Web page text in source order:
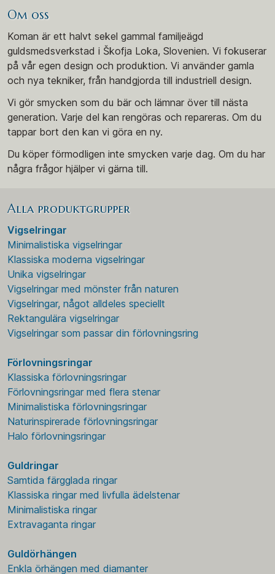
Om oss
Koman är ett halvt sekel gammal familjeägd
guldsmedsverkstad i Škofja Loka, Slovenien. Vi fokuserar
på vår egen design och produktion. Vi använder gamla
och nya tekniker, från handgjorda till industriell design.
Vi gör smycken som du bär och lämnar över till nästa
generation. Varje del kan rengöras och repareras. Om du
tappar bort den kan vi göra en ny.
Du köper förmodligen inte smycken varje dag. Om du har
några frågor hjälper vi gärna till.
Alla produktgrupper
Vigselringar
Minimalistiska vigselringar
Klassiska moderna vigselringar
Unika vigselringar
Vigselringar med mönster från naturen
Vigselringar, något alldeles speciellt
Rektangulära vigselringar
Vigselringar som passar din förlovningsring
Förlovningsringar
Klassiska förlovningsringar
Förlovningsringar med flera stenar
Minimalistiska förlovningsringar
Naturinspirerade förlovningsringar
Halo förlovningsringar
Guldringar
Samtida färgglada ringar
Klassiska ringar med livfulla ädelstenar
Minimalistiska ringar
Extravaganta ringar
Guldörhängen
Enkla örhängen med diamanter